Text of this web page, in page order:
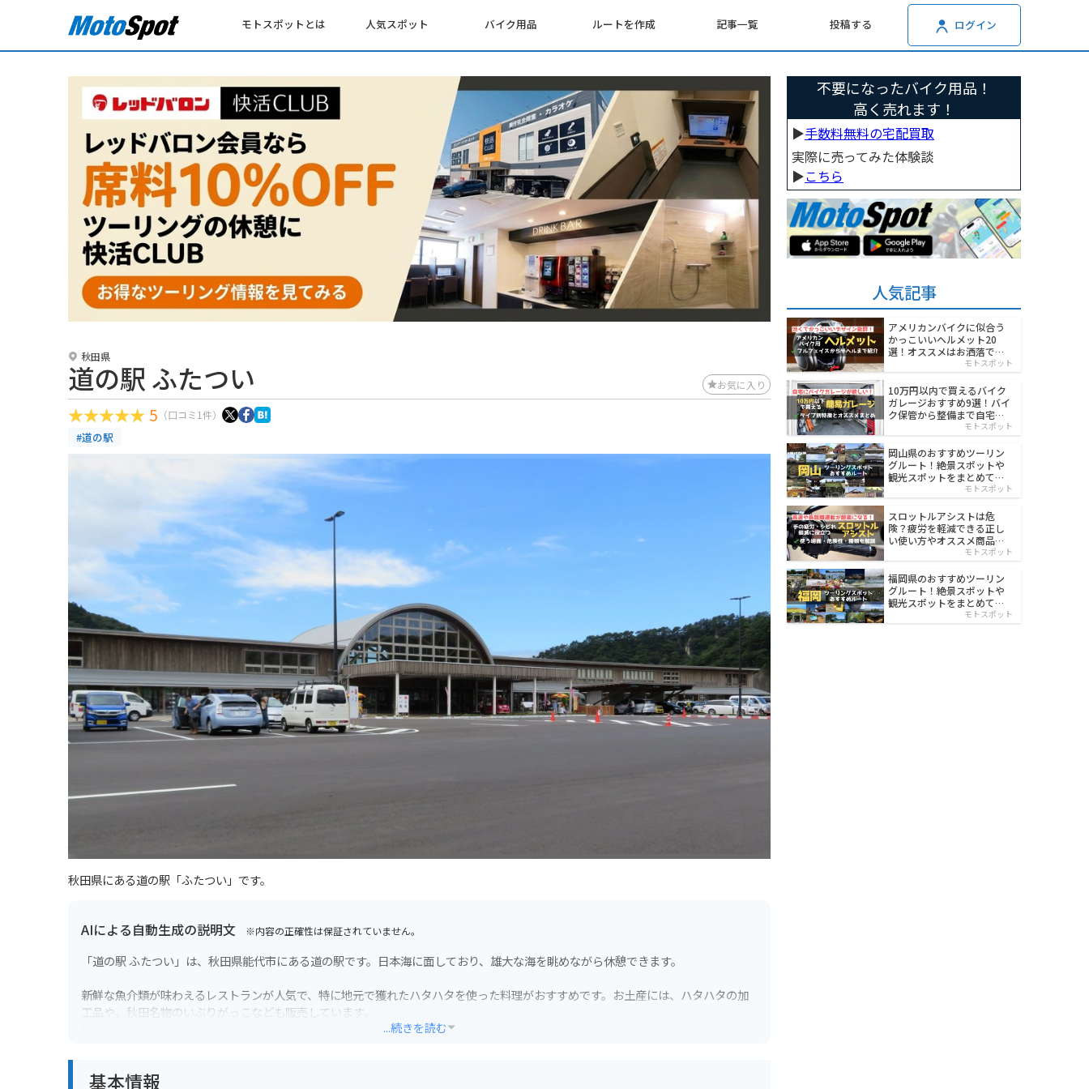
モトスポットとは 人気スポット バイク用品 ルートを作成 記事一覧 投稿する ログイン
秋田県
道の駅 ふたつい お気に入り
5 （口コミ1件）
#道の駅
秋田県にある道の駅「ふたつい」です。
AIによる自動生成の説明文 ※内容の正確性は保証されていません。
「道の駅 ふたつい」は、秋田県能代市にある道の駅です。日本海に面しており、雄大な海を眺めながら休憩できます。
新鮮な魚介類が味わえるレストランが人気で、特に地元で獲れたハタハタを使った料理がおすすめです。お土産には、ハタハタの加
工品や、秋田名物のいぶりがっこなども販売しています。
...続きを読む
基本情報
不要になったバイク用品！
高く売れます！
▶︎手数料無料の宅配買取
実際に売ってみた体験談
▶︎こちら
人気記事
アメリカンバイクに似合う
かっこいいヘルメット20
選！オススメはお洒落でワ
モトスポット
10万円以内で買えるバイク
ガレージおすすめ9選！バイ
ク保管から整備まで自宅で
モトスポット
岡山県のおすすめツーリン
グルート！絶景スポットや
観光スポットをまとめて紹
モトスポット
スロットルアシストは危
険？疲労を軽減できる正し
い使い方やオススメ商品を
モトスポット
福岡県のおすすめツーリン
グルート！絶景スポットや
観光スポットをまとめて紹
モトスポット